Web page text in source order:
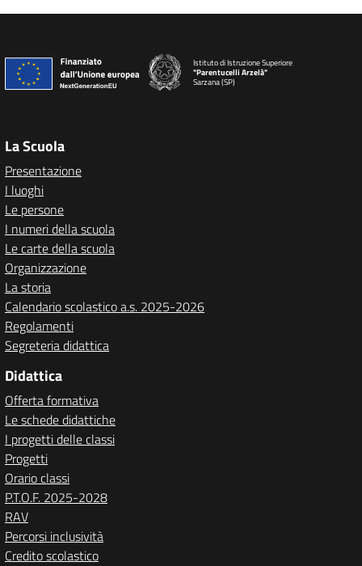
Istituto di Istruzione Superiore
"Parentucelli Arzelà"
Sarzana (SP)
La Scuola
Presentazione
I luoghi
Le persone
I numeri della scuola
Le carte della scuola
Organizzazione
La storia
Calendario scolastico a.s. 2025-2026
Regolamenti
Segreteria didattica
Didattica
Offerta formativa
Le schede didattiche
I progetti delle classi
Progetti
Orario classi
P.T.O.F. 2025-2028
RAV
Percorsi inclusività
Credito scolastico